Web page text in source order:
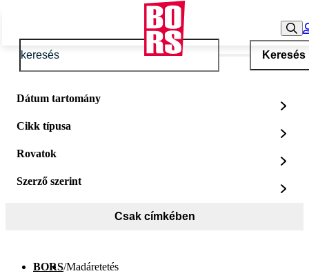
Keresés
Dátum tartomány
Cikk típusa
Rovatok
Szerző szerint
Csak címkében
BORS/Madáretetés